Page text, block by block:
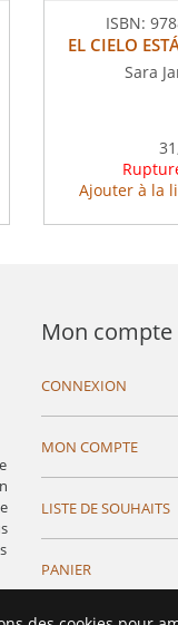
ISBN:
EL CIELO
Sara
Ajouter à la
Mon compte
CONNEXION
MON COMPTE
LISTE DE SOUHAITS
PANIER